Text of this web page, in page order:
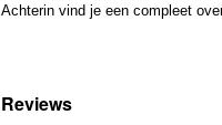
Achterin vind je een compleet
Reviews